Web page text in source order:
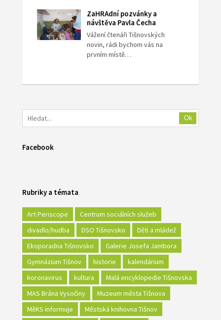
ZaHRAdní pozvánky a
návštěva Pavla Čecha
Vážení čtenáři Tišnovských
novin, rádi bychom vás na
prvním místě…
Ok
Facebook
Rubriky a témata
Art Periscope
Centrum sociálních služeb
divadlo/hudba
DSO Tišnovsko
Děti a mládež
Ekoporadna Tišnovsko
Galerie Josefa Jambora
Gymnázium Tišnov
historie
kalendárium
koronavirus
kultura
Malá encyklopedie Tišnovska
MAS Brána Vysočiny
Muzeum města Tišnova
MěKS informuje
Městská knihovna Tišnov